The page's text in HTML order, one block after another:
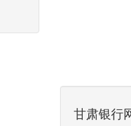
甘肃银行